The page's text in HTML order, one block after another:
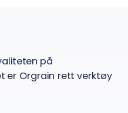
på
er Orgrain rett verktøy